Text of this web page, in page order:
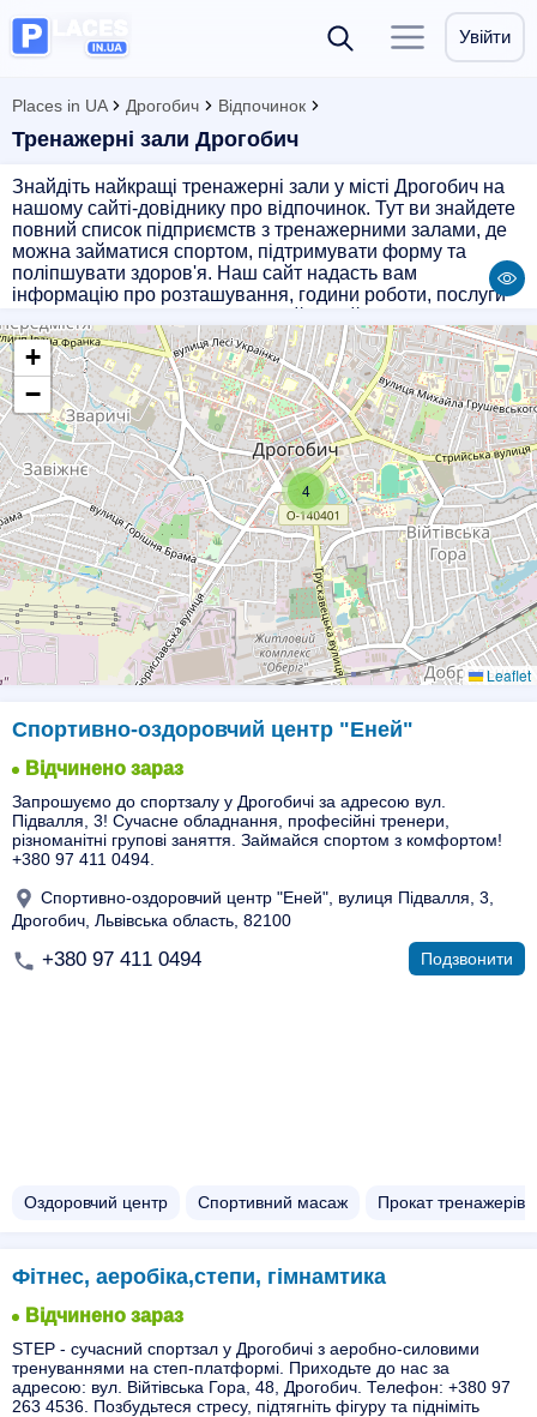
Увійти
Places in UA Дрогобич Відпочинок
Тренажерні зали Дрогобич
Знайдіть найкращі тренажерні зали у місті Дрогобич на
нашому сайті-довіднику про відпочинок. Тут ви знайдете
повний список підприємств з тренажерними залами, де
можна займатися спортом, підтримувати форму та
поліпшувати здоров'я. Наш сайт надасть вам
інформацію про розташування, години роботи, послуги
для тренувань та досягайте своїх спортивних цілей
разом з нами.
4
+
−
Leaflet
Спортивно-оздоровчий центр "Еней"
Відчинено зараз
Запрошуємо до спортзалу у Дрогобичі за адресою вул.
Підвалля, 3! Сучасне обладнання, професійні тренери,
різноманітні групові заняття. Займайся спортом з комфортом!
+380 97 411 0494.
Спортивно-оздоровчий центр "Еней", вулиця Підвалля, 3,
Дрогобич, Львівська область, 82100
+380 97 411 0494 Подзвонити
Оздоровчий центр Спортивний масаж Прокат тренажерів
Фітнес, аеробіка,степи, гімнамтика
Відчинено зараз
STEP - сучасний спортзал у Дрогобичі з аеробно-силовими
тренуваннями на степ-платформі. Приходьте до нас за
адресою: вул. Війтівська Гора, 48, Дрогобич. Телефон: +380 97
263 4536. Позбудьтеся стресу, підтягніть фігуру та підніміть